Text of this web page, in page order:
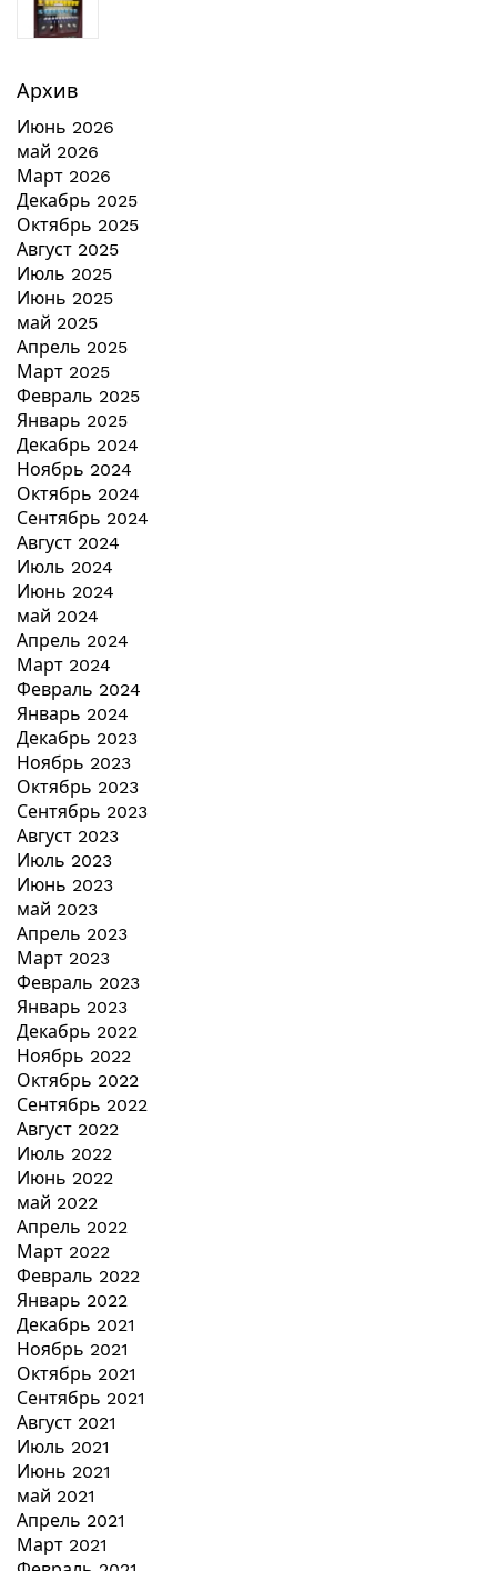
Архив
Июнь 2026
май 2026
Март 2026
Декабрь 2025
Октябрь 2025
Август 2025
Июль 2025
Июнь 2025
май 2025
Апрель 2025
Март 2025
Февраль 2025
Январь 2025
Декабрь 2024
Ноябрь 2024
Октябрь 2024
Сентябрь 2024
Август 2024
Июль 2024
Июнь 2024
май 2024
Апрель 2024
Март 2024
Февраль 2024
Январь 2024
Декабрь 2023
Ноябрь 2023
Октябрь 2023
Сентябрь 2023
Август 2023
Июль 2023
Июнь 2023
май 2023
Апрель 2023
Март 2023
Февраль 2023
Январь 2023
Декабрь 2022
Ноябрь 2022
Октябрь 2022
Сентябрь 2022
Август 2022
Июль 2022
Июнь 2022
май 2022
Апрель 2022
Март 2022
Февраль 2022
Январь 2022
Декабрь 2021
Ноябрь 2021
Октябрь 2021
Сентябрь 2021
Август 2021
Июль 2021
Июнь 2021
май 2021
Апрель 2021
Март 2021